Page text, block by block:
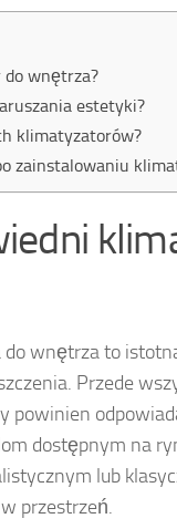
do wnętrza?
estetyki?
klimatyzatorów?
zainstalowaniu
wnętrza to
Przede
powinien
dostępnym na
lub
przestrzeń.